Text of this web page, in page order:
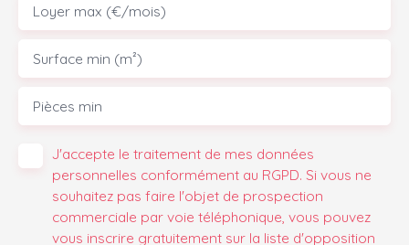
Loyer max (€/mois)
Surface min (m²)
Pièces min
J'accepte le traitement de mes données
personnelles conformément au RGPD. Si vous ne
souhaitez pas faire l'objet de prospection
commerciale par voie téléphonique, vous pouvez
vous inscrire gratuitement sur la liste d'opposition